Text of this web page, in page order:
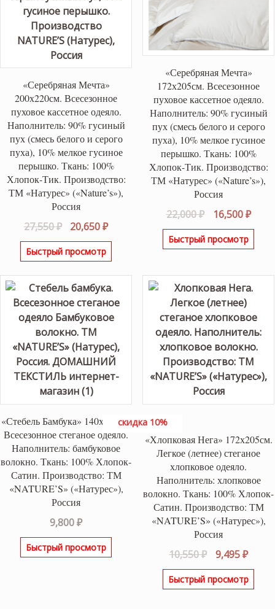
«Серебряная Мечта»
200х220см. Всесезонное
пуховое кассетное одеяло.
Наполнитель: 90% гусиный
пух (смесь белого и серого
пуха), 10% мелкое гусиное
перышко. Ткань: 100%
Хлопок-Тик. Производство:
ТМ «Натурес» («Nature’s»),
Россия
27,550₽
Первоначальная
цена
составляла
20,650₽Текущая
цена:
Быстрый просмотр
«Серебряная Мечта»
172х205см. Всесезонное
пуховое кассетное одеяло.
Наполнитель: 90% гусиный
пух (смесь белого и серого
пуха), 10% мелкое гусиное
перышко. Ткань: 100%
Хлопок-Тик. Производство:
ТМ «Натурес» («Nature’s»),
Россия
22,000₽
цена
составляла
16,500₽
Быстрый просмотр
«Стебель Бамбука» 140х205см.
Всесезонное стеганое одеяло.
Наполнитель: бамбуковое
волокно. Ткань: 100% Хлопок-
Сатин. Производство: ТМ
«NATURE’S» («Натурес»),
Россия
9,800₽
Быстрый просмотр
скидка 10%
«Хлопковая Нега» 172х205см.
Легкое (летнее) стеганое
хлопковое одеяло.
Наполнитель: хлопковое
волокно. Ткань: 100% Хлопок-
Сатин. Производство: ТМ
«NATURE’S» («Натурес»),
Россия
10,550₽
цена
составляла
9,495₽
цена:
9,495
Быстрый просмотр